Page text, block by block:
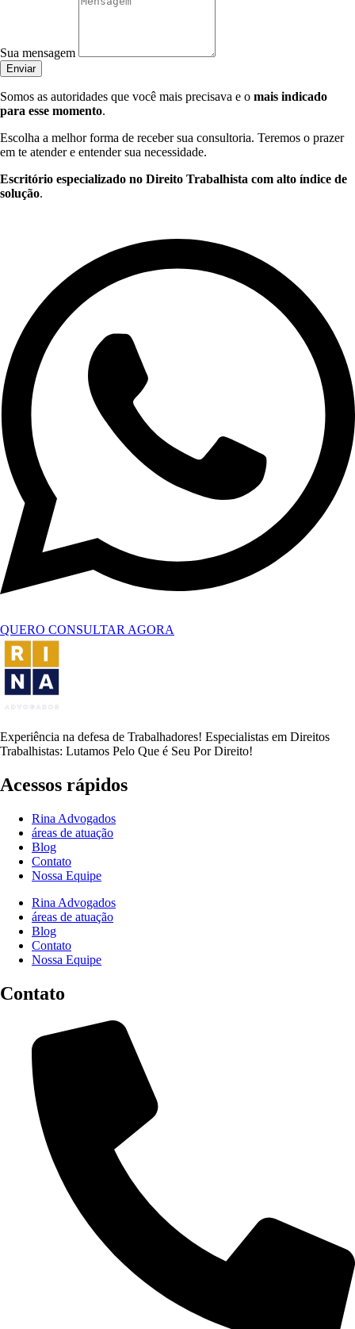
Sua mensagem
Enviar
Somos as autoridades que você mais precisava e o mais indicado
para esse momento.
Escolha a melhor forma de receber sua consultoria. Teremos o prazer
em te atender e entender sua necessidade.
Escritório especializado no Direito Trabalhista com alto índice de
solução.
QUERO CONSULTAR AGORA
Experiência na defesa de Trabalhadores! Especialistas em Direitos
Trabalhistas: Lutamos Pelo Que é Seu Por Direito!
Acessos rápidos
Rina Advogados
áreas de atuação
Blog
Contato
Nossa Equipe
Rina Advogados
áreas de atuação
Blog
Contato
Nossa Equipe
Contato